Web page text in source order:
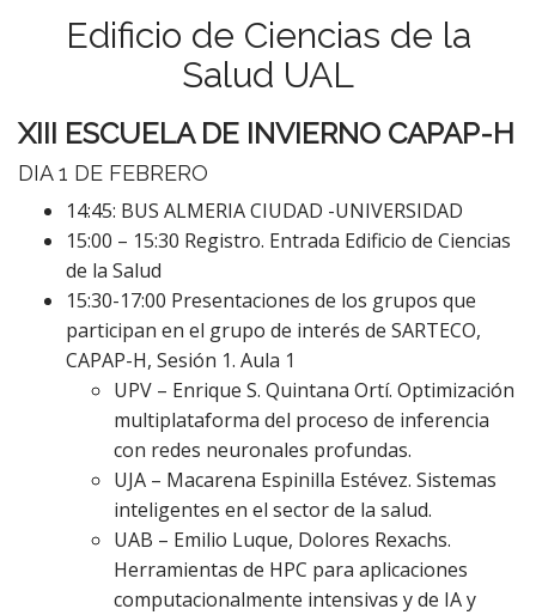
Edificio de Ciencias de la
Salud UAL
XIII ESCUELA DE INVIERNO CAPAP-H
DIA 1 DE FEBRERO
14:45: BUS ALMERIA CIUDAD -UNIVERSIDAD
15:00 – 15:30 Registro. Entrada Edificio de Ciencias
de la Salud
15:30-17:00 Presentaciones de los grupos que
participan en el grupo de interés de SARTECO,
CAPAP-H, Sesión 1. Aula 1
UPV – Enrique S. Quintana Ortí. Optimización
multiplataforma del proceso de inferencia
con redes neuronales profundas.
UJA – Macarena Espinilla Estévez. Sistemas
inteligentes en el sector de la salud.
UAB – Emilio Luque, Dolores Rexachs.
Herramientas de HPC para aplicaciones
computacionalmente intensivas y de IA y